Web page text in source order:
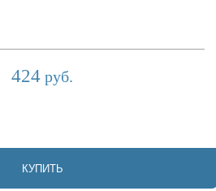
424 руб.
КУПИТЬ